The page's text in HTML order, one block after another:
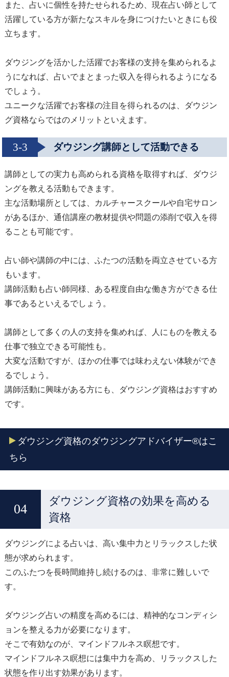
また、占いに個性を持たせられるため、現在占い師として
活躍している方が新たなスキルを身につけたいときにも役
立ちます。
ダウジングを活かした活躍でお客様の支持を集められるよ
うになれば、占いでまとまった収入を得られるようになる
でしょう。
ユニークな活躍でお客様の注目を得られるのは、ダウジン
グ資格ならではのメリットといえます。
3-3 ダウジング講師として活動できる
講師としての実力も高められる資格を取得すれば、ダウジ
ングを教える活動もできます。
主な活動場所としては、カルチャースクールや自宅サロン
があるほか、通信講座の教材提供や問題の添削で収入を得
ることも可能です。
占い師や講師の中には、ふたつの活動を両立させている方
もいます。
講師活動も占い師同様、ある程度自由な働き方ができる仕
事であるといえるでしょう。
講師として多くの人の支持を集めれば、人にものを教える
仕事で独立できる可能性も。
大変な活動ですが、ほかの仕事では味わえない体験ができ
るでしょう。
講師活動に興味がある方にも、ダウジング資格はおすすめ
です。
ダウジング資格のダウジングアドバイザー®はこ
ちら
ダウジング資格の効果を高める
資格
ダウジングによる占いは、高い集中力とリラックスした状
態が求められます。
このふたつを長時間維持し続けるのは、非常に難しいで
す。
ダウジング占いの精度を高めるには、精神的なコンディシ
ョンを整える力が必要になります。
そこで有効なのが、マインドフルネス瞑想です。
マインドフルネス瞑想には集中力を高め、リラックスした
状態を作り出す効果があります。